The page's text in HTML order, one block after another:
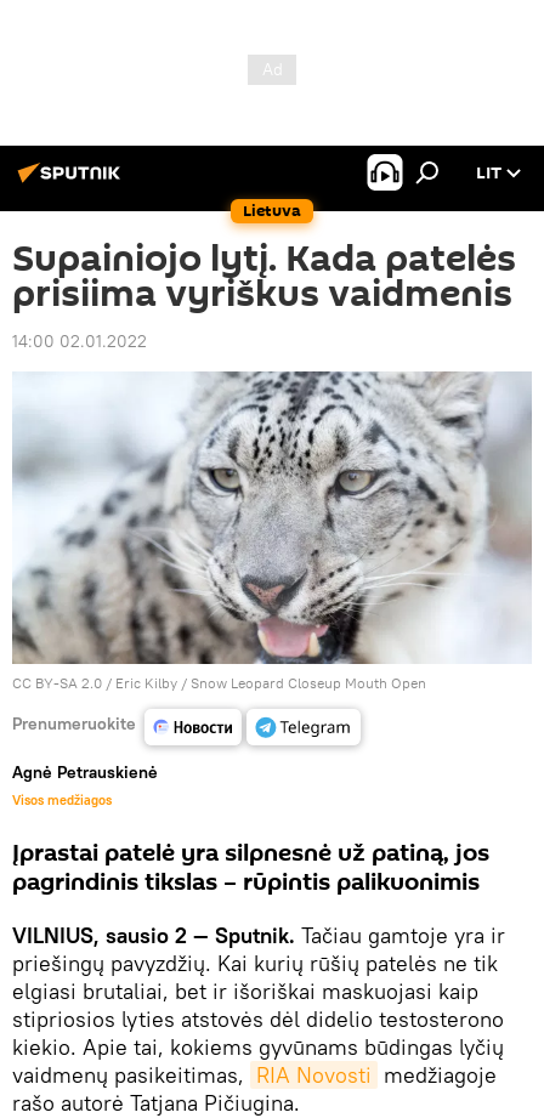
Lietuva
LIT
Supainiojo lytį. Kada patelės
prisiima vyriškus vaidmenis
14:00 02.01.2022
CC BY-SA 2.0 / Eric Kilby / Snow Leopard Closeup Mouth Open
Prenumeruokite
Agnė Petrauskienė
Visos medžiagos
Įprastai patelė yra silpnesnė už patiną, jos
pagrindinis tikslas – rūpintis palikuonimis
VILNIUS, sausio 2 — Sputnik. Tačiau gamtoje yra ir
priešingų pavyzdžių. Kai kurių rūšių patelės ne tik
elgiasi brutaliai, bet ir išoriškai maskuojasi kaip
stipriosios lyties atstovės dėl didelio testosterono
kiekio. Apie tai, kokiems gyvūnams būdingas lyčių
vaidmenų pasikeitimas, RIA Novosti medžiagoje
rašo autorė Tatjana Pičiugina.